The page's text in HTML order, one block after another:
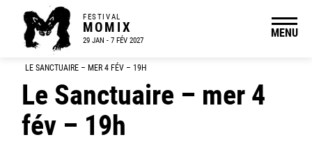
FESTIVAL
MOMIX
29 JAN - 7 FÉV 2027
MENU
LE SANCTUAIRE – MER 4 FÉV – 19H
Le Sanctuaire – mer 4
fév – 19h